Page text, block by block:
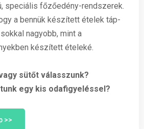
speciális főzőedény-rendszerek.
a bennük készített ételek táp-
nagyobb, mint a
készített ételeké.
sütőt válasszunk?
egy kis odafigyeléssel?
>>